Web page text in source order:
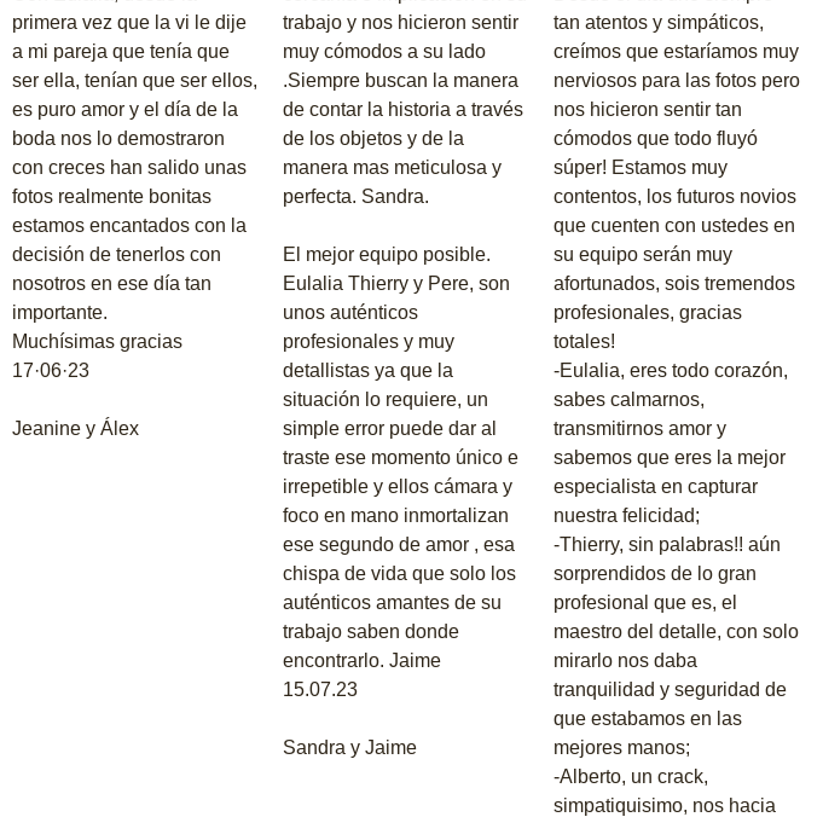
primera vez que la vi le dije
a mi pareja que tenía que
ser ella, tenían que ser ellos,
es puro amor y el día de la
boda nos lo demostraron
con creces han salido unas
fotos realmente bonitas
estamos encantados con la
decisión de tenerlos con
nosotros en ese día tan
importante.
Muchísimas gracias
17·06·23
Jeanine y Álex
trabajo y nos hicieron sentir
muy cómodos a su lado
.Siempre buscan la manera
de contar la historia a través
de los objetos y de la
manera mas meticulosa y
perfecta. Sandra.
El mejor equipo posible.
Eulalia Thierry y Pere, son
unos auténticos
profesionales y muy
detallistas ya que la
situación lo requiere, un
simple error puede dar al
traste ese momento único e
irrepetible y ellos cámara y
foco en mano inmortalizan
ese segundo de amor , esa
chispa de vida que solo los
auténticos amantes de su
trabajo saben donde
encontrarlo. Jaime
15.07.23
Sandra y Jaime
tan atentos y simpáticos,
creímos que estaríamos muy
nerviosos para las fotos pero
nos hicieron sentir tan
cómodos que todo fluyó
súper! Estamos muy
contentos, los futuros novios
que cuenten con ustedes en
su equipo serán muy
afortunados, sois tremendos
profesionales, gracias
totales!
-Eulalia, eres todo corazón,
sabes calmarnos,
transmitirnos amor y
sabemos que eres la mejor
especialista en capturar
nuestra felicidad;
-Thierry, sin palabras!! aún
sorprendidos de lo gran
profesional que es, el
maestro del detalle, con solo
mirarlo nos daba
tranquilidad y seguridad de
que estabamos en las
mejores manos;
-Alberto, un crack,
simpatiquisimo, nos hacia